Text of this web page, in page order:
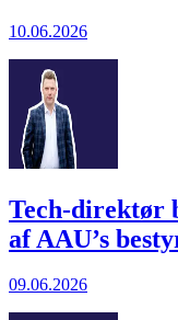
10.06.2026
Tech-direktør
af AAU’s
09.06.2026